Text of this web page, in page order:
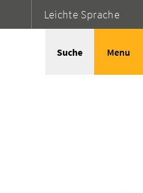
Leichte Sprache
Suche Menu